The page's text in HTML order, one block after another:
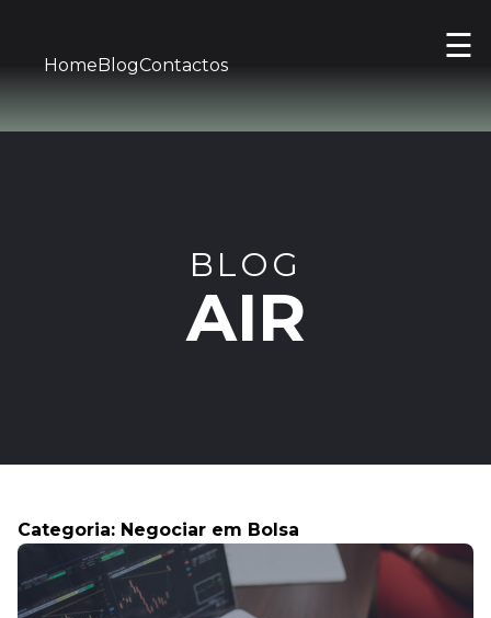
☰
HomeBlogContactos
BLOG
AIR
Categoria: Negociar em Bolsa